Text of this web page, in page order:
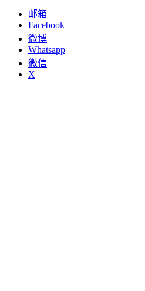
邮箱
Facebook
微博
Whatsapp
微信
X